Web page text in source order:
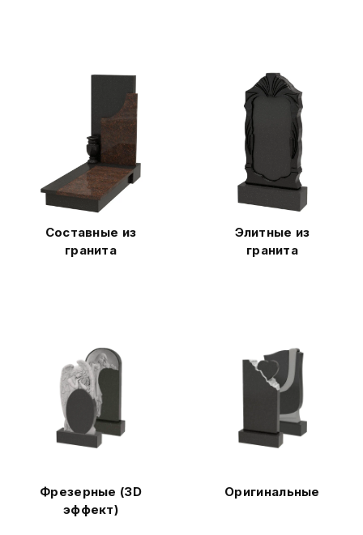
Составные из
гранита
Элитные из
гранита
Фрезерные (3D
эффект)
Оригинальные